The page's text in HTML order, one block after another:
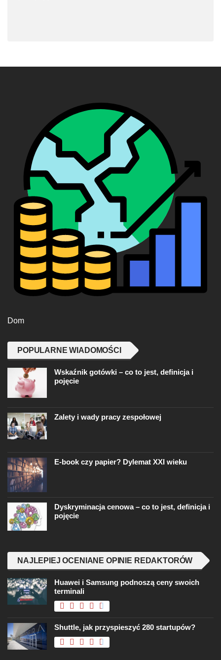
Dom
POPULARNE WIADOMOŚCI
Wskaźnik gotówki – co to jest, definicja i
pojęcie
Zalety i wady pracy zespołowej
E-book czy papier? Dylemat XXI wieku
Dyskryminacja cenowa – co to jest, definicja i
pojęcie
NAJLEPIEJ OCENIANE OPINIE REDAKTORÓW
Huawei i Samsung podnoszą ceny swoich
terminali
Shuttle, jak przyspieszyć 280 startupów?